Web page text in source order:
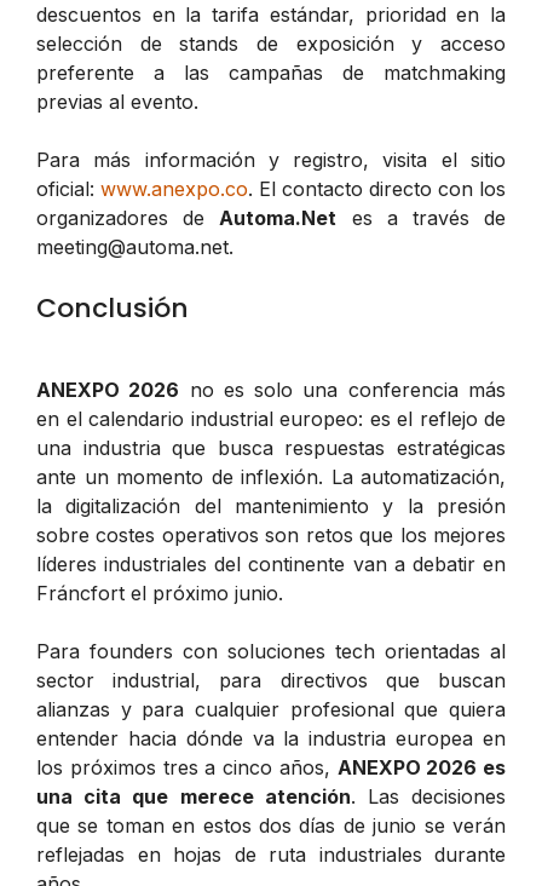
descuentos en la tarifa estándar, prioridad en la
selección de stands de exposición y acceso
preferente a las campañas de matchmaking
previas al evento.
Para más información y registro, visita el sitio
oficial: www.anexpo.co. El contacto directo con los
organizadores de Automa.Net es a través de
meeting@automa.net.
Conclusión
ANEXPO 2026 no es solo una conferencia más
en el calendario industrial europeo: es el reflejo de
una industria que busca respuestas estratégicas
ante un momento de inflexión. La automatización,
la digitalización del mantenimiento y la presión
sobre costes operativos son retos que los mejores
líderes industriales del continente van a debatir en
Fráncfort el próximo junio.
Para founders con soluciones tech orientadas al
sector industrial, para directivos que buscan
alianzas y para cualquier profesional que quiera
entender hacia dónde va la industria europea en
los próximos tres a cinco años, ANEXPO 2026 es
una cita que merece atención. Las decisiones
que se toman en estos dos días de junio se verán
reflejadas en hojas de ruta industriales durante